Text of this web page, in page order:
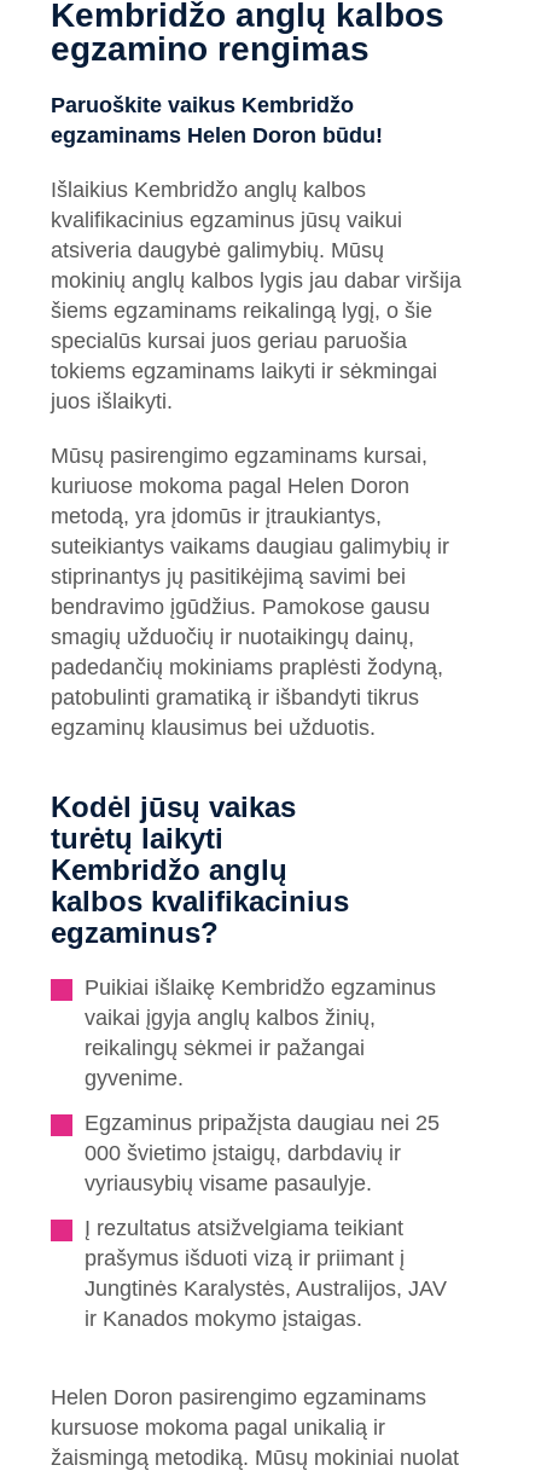
Kembridžo anglų kalbos
egzamino rengimas
Paruoškite vaikus Kembridžo
egzaminams Helen Doron būdu!
Išlaikius Kembridžo anglų kalbos
kvalifikacinius egzaminus jūsų vaikui
atsiveria daugybė galimybių. Mūsų
mokinių anglų kalbos lygis jau dabar viršija
šiems egzaminams reikalingą lygį, o šie
specialūs kursai juos geriau paruošia
tokiems egzaminams laikyti ir sėkmingai
juos išlaikyti.
Mūsų pasirengimo egzaminams kursai,
kuriuose mokoma pagal Helen Doron
metodą, yra įdomūs ir įtraukiantys,
suteikiantys vaikams daugiau galimybių ir
stiprinantys jų pasitikėjimą savimi bei
bendravimo įgūdžius. Pamokose gausu
smagių užduočių ir nuotaikingų dainų,
padedančių mokiniams praplėsti žodyną,
patobulinti gramatiką ir išbandyti tikrus
egzaminų klausimus bei užduotis.
Kodėl jūsų vaikas
turėtų laikyti
Kembridžo anglų
kalbos kvalifikacinius
egzaminus?
Puikiai išlaikę Kembridžo egzaminus
vaikai įgyja anglų kalbos žinių,
reikalingų sėkmei ir pažangai
gyvenime.
Egzaminus pripažįsta daugiau nei 25
000 švietimo įstaigų, darbdavių ir
vyriausybių visame pasaulyje.
Į rezultatus atsižvelgiama teikiant
prašymus išduoti vizą ir priimant į
Jungtinės Karalystės, Australijos, JAV
ir Kanados mokymo įstaigas.
Helen Doron pasirengimo egzaminams
kursuose mokoma pagal unikalią ir
žaismingą metodiką. Mūsų mokiniai nuolat